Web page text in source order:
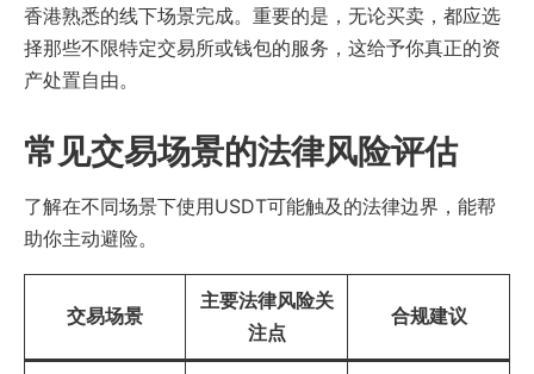
香港熟悉的线下场景完成。重要的是，无论买卖，都应选
择那些不限特定交易所或钱包的服务，这给予你真正的资
产处置自由。
常见交易场景的法律风险评估
了解在不同场景下使用USDT可能触及的法律边界，能帮
助你主动避险。
交易场景
主要法律风险关
注点
合规建议